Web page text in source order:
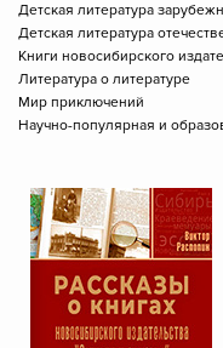
Детская литература
Детская литература
Книги новосибирского
Литература о литературе
Мир приключений
Научно-популярная и